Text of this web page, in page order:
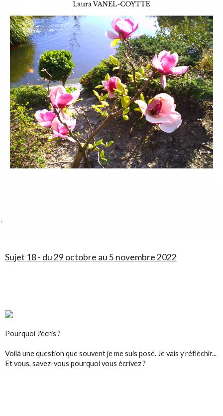
Sujet 18 - du 29 octobre au 5 novembre 2022
Pourquoi J'écris ?
Voilà une question que souvent je me suis posé. Je vais y réfléchir...
Et vous, savez-vous pourquoi vous écrivez ?